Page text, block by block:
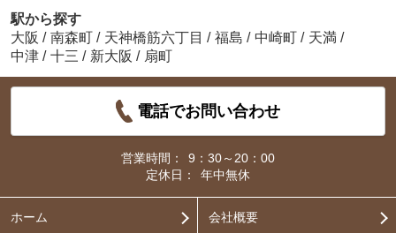
駅から探す
大阪 / 南森町 / 天神橋筋六丁目 / 福島 / 中崎町 / 天満 /
中津 / 十三 / 新大阪 / 扇町
電話でお問い合わせ
営業時間：
9：30～20：00
定休日：
年中無休
ホーム 会社概要